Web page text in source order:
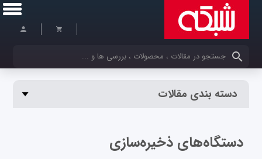
کلمات کلیدی خود را وارد کنید
دسته بندی مقالات
دستگاه‌های ذخیره‌سازی